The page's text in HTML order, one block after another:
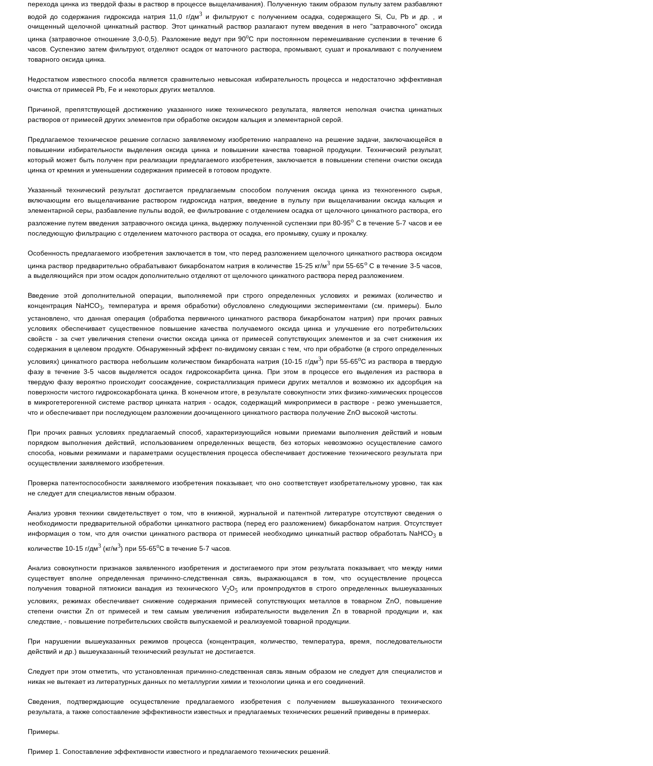
перехода цинка из твердой фазы в раствор в процессе выщелачивания). Полученную таким образом пульпу затем разбавляют
водой до содержания гидроксида натрия 11,0 г/дм3и фильтруют с получением осадка, содержащего Si, Сu, Pb и др. , и
очищенный щелочной цинкатный раствор. Этот цинкатный раствор разлагают путем введения в него "затравочного" оксида
цинка (затравочное отношение 3,0-0,5). Разложение ведут при 90oС при постоянном перемешивание суспензии в течение 6
часов. Суспензию затем фильтруют, отделяют осадок от маточного раствора, промывают, сушат и прокаливают с получением
товарного оксида цинка.
Недостатком известного способа является сравнительно невысокая избирательность процесса и недостаточно эффективная
очистка от примесей Pb, Fe и некоторых других металлов.
Причиной, препятствующей достижению указанного ниже технического результата, является неполная очистка цинкатных
растворов от примесей других элементов при обработке оксидом кальция и элементарной серой.
Предлагаемое техническое решение согласно заявляемому изобретению направлено на решение задачи, заключающейся в
повышении избирательности выделения оксида цинка и повышении качества товарной продукции. Технический результат,
который может быть получен при реализации предлагаемого изобретения, заключается в повышении степени очистки оксида
цинка от кремния и уменьшении содержания примесей в готовом продукте.
Указанный технический результат достигается предлагаемым способом получения оксида цинка из техногенного сырья,
включающим его выщелачивание раствором гидроксида натрия, введение в пульпу при выщелачивании оксида кальция и
элементарной серы, разбавление пульпы водой, ее фильтрование с отделением осадка от щелочного цинкатного раствора, его
разложение путем введения затравочного оксида цинка, выдержку полученной суспензии при 80-95o С в течение 5-7 часов и ее
последующую фильтрацию с отделением маточного раствора от осадка, его промывку, сушку и прокалку.
Особенность предлагаемого изобретения заключается в том, что перед разложением щелочного цинкатного раствора оксидом
цинка раствор предварительно обрабатывают бикарбонатом натрия в количестве 15-25 кг/м3 при 55-65oС в течение 3-5 часов,
а выделяющийся при этом осадок дополнительно отделяют от щелочного цинкатного раствора перед разложением.
Введение этой дополнительной операции, выполняемой при строго определенных условиях и режимах (количество и
концентрация NaHCO3, температура и время обработки) обусловлено следующими экспериментами (см. примеры). Было
установлено, что данная операция (обработка первичного цинкатного раствора бикарбонатом натрия) при прочих равных
условиях обеспечивает существенное повышение качества получаемого оксида цинка и улучшение его потребительских
свойств - за счет увеличения степени очистки оксида цинка от примесей сопутствующих элементов и за счет снижения их
содержания в целевом продукте. Обнаруженный эффект по-видимому связан с тем, что при обработке (в строго определенных
условиях) цинкатного раствора небольшим количеством бикарбоната натрия (10-15 г/дм3) при 55-65oС из раствора в твердую
фазу в течение 3-5 часов выделяется осадок гидроксокарбита цинка. При этом в процессе его выделения из раствора в
твердую фазу вероятно происходит соосаждение, сокристаллизация примеси других металлов и возможно их адсорбция на
поверхности чистого гидроксокарбоната цинка. В конечном итоге, в результате совокупности этих физико-химических процессов
в микрогетерогенной системе раствор цинката натрия - осадок, содержащий микропримеси в растворе - резко уменьшается,
что и обеспечивает при последующем разложении доочищенного цинкатного раствора получение ZnO высокой чистоты.
При прочих равных условиях предлагаемый способ, характеризующийся новыми приемами выполнения действий и новым
порядком выполнения действий, использованием определенных веществ, без которых невозможно осуществление самого
способа, новыми режимами и параметрами осуществления процесса обеспечивает достижение технического результата при
осуществлении заявляемого изобретения.
Проверка патентоспособности заявляемого изобретения показывает, что оно соответствует изобретательному уровню, так как
не следует для специалистов явным образом.
Анализ уровня техники свидетельствует о том, что в книжной, журнальной и патентной литературе отсутствуют сведения о
необходимости предварительной обработки цинкатного раствора (перед его разложением) бикарбонатом натрия. Отсутствует
информация о том, что для очистки цинкатного раствора от примесей необходимо цинкатный раствор обработать NaHCO3 в
количестве 10-15 г/дм3(кг/м3) при 55-65oС в течение 5-7 часов.
Анализ совокупности признаков заявленного изобретения и достигаемого при этом результата показывает, что между ними
существует вполне определенная причинно-следственная связь, выражающаяся в том, что осуществление процесса
получения товарной пятиокиси ванадия из технического V2O5или промпродуктов в строго определенных вышеуказанных
условиях, режимах обеспечивает снижение содержания примесей сопутствующих металлов в товарном ZnO, повышение
степени очистки Zn от примесей и тем самым увеличения избирательности выделения Zn в товарной продукции и, как
следствие, - повышение потребительских свойств выпускаемой и реализуемой товарной продукции.
При нарушении вышеуказанных режимов процесса (концентрация, количество, температура, время, последовательности
действий и др.) вышеуказанный технический результат не достигается.
Следует при этом отметить, что установленная причинно-следственная связь явным образом не следует для специалистов и
никак не вытекает из литературных данных по металлургии химии и технологии цинка и его соединений.
Сведения, подтверждающие осуществление предлагаемого изобретения с получением вышеуказанного технического
результата, а также сопоставление эффективности известных и предлагаемых технических решений приведены в примерах.
Примеры.
Пример 1. Сопоставление эффективности известного и предлагаемого технических решений.